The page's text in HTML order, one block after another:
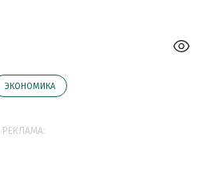
ЭКОНОМИКА
РЕКЛАМА: